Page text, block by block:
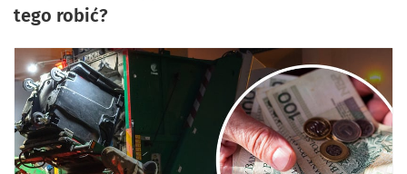
tego robić?